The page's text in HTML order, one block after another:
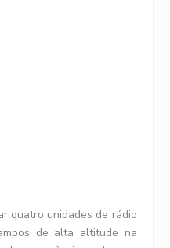
quatro unidades de rádio
de alta altitude na